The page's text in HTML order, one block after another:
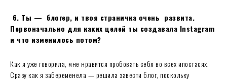
6. Ты — блогер, и твоя страничка очень развита.
Первоначально для каких целей ты создавала Instagram
и что изменилось потом?
Как я уже говорила, мне нравится пробовать себя во всех ипостасях.
Сразу как я забеременела — решила завести блог, поскольку